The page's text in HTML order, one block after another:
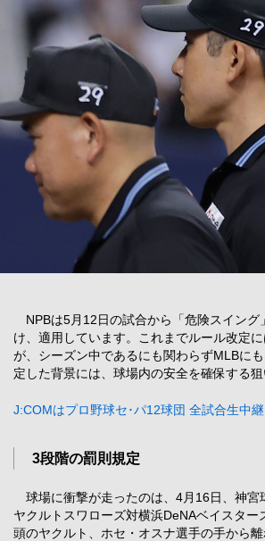
NPBは5月12日の試合から「危険スイング
け、適用しています。これまでルール改定
が、シーズン中であるにも関わらずMLBに
定した背景には、球場内の安全を確保する狙
J:COMはプロ野球セ･パ12球団 全試合生中継
3段階の罰則規定
球場に衝撃が走ったのは、4月16日、神宮
ヤクルトスワローズ対横浜DeNAベイスター
頭のヤクルト、ホセ・オスナ選手の手から